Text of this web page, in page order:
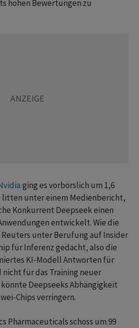
hohen Bewertungen zu
ging es vorbörslich um 1,6
litten unter einem Medienbericht,
Konkurrent Deepseek einen
entwickelt. Wie die
unter Berufung auf Insider
für Inferenz gedacht, also die
KI-Modell Antworten für
für das Training neuer
Deepseeks Abhängigkeit
Chips verringern.
Pharmaceuticals schoss um 99